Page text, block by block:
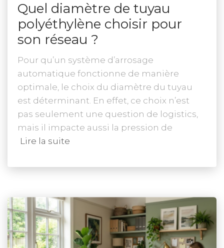
Quel diamètre de tuyau
polyéthylène choisir pour
son réseau ?
Pour qu’un système d’arrosage
automatique fonctionne de manière
optimale, le choix du diamètre du tuyau
est déterminant. En effet, ce choix n’est
pas seulement une question de logistics,
mais il impacte aussi la pression de
Lire la suite